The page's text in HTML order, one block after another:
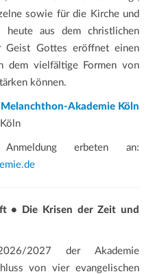
sowie für die Kirche und
heute aus dem christlichen
Geist Gottes eröffnet einen
dem vielfältige Formen von
können.
Melanchthon-Akademie Köln
erbeten an:
• Die Krisen der Zeit und
2027 der Akademie
von vier evangelischen